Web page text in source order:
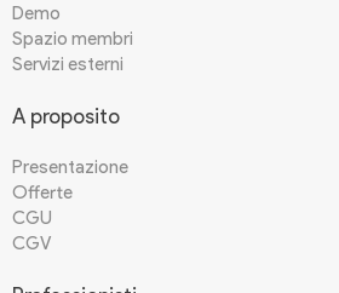
Demo
Spazio membri
Servizi esterni
A proposito
Presentazione
Offerte
CGU
CGV